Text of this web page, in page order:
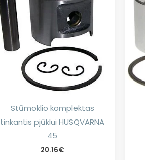
Stūmoklio komplektas
tinkantis pjūklui HUSQVARNA
45
20.16€